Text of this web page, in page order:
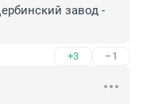
завод -
+3 –1